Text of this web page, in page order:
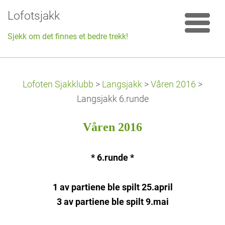
Lofotsjakk
Sjekk om det finnes et bedre trekk!
Lofoten Sjakklubb > Langsjakk > Våren 2016 >
Langsjakk 6.runde
Våren 2016
* 6.runde *
1 av partiene ble spilt 25.april
3 av partiene ble spilt 9.mai